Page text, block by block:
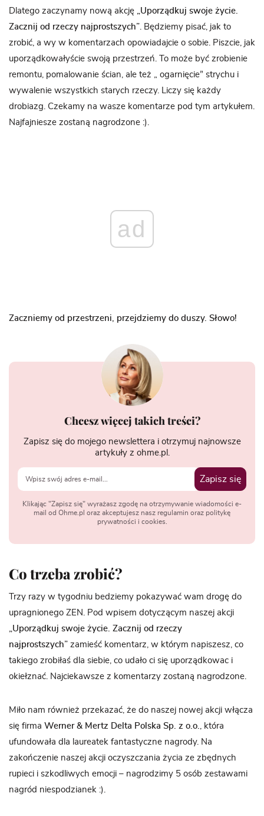
Dlatego zaczynamy nową akcję
„Uporządkuj swoje życie.
Zacznij od rzeczy najprostszych” . Będziemy pisać, jak to
zrobić, a wy w komentarzach opowiadajcie o sobie. Piszcie, jak
uporządkowałyście swoją przestrzeń. To może być zrobienie
remontu, pomalowanie ścian, ale też „ ogarnięcie” strychu i
wywalenie wszystkich starych rzeczy. Liczy się każdy
drobiazg. Czekamy na wasze komentarze pod tym artykułem.
Najfajniesze zostaną nagrodzone :).
ad
Zaczniemy od przestrzeni, przejdziemy do duszy. Słowo!
Chcesz więcej takich treści?
Zapisz się do mojego newslettera i otrzymuj najnowsze
artykuły z ohme.pl.
Zapisz się
Klikając "Zapisz się" wyrażasz zgodę na otrzymywanie wiadomości e-
mail od Ohme.pl oraz akceptujesz nasz regulamin oraz politykę
prywatności i cookies.
Co trzeba zrobić?
Trzy razy w tygodniu bedziemy pokazywać wam drogę do
upragnionego ZEN. Pod wpisem dotyczącym naszej akcji
„Uporządkuj swoje życie. Zacznij od rzeczy
najprostszych” zamieść komentarz, w którym napiszesz, co
takiego zrobiłaś dla siebie, co udało ci się uporządkowac i
okiełznać. Najciekawsze z komentarzy zostaną nagrodzone.
Miło nam również przekazać, że do naszej nowej akcji włącza
się firma Werner & Mertz Delta Polska Sp. z o.o., która
ufundowała dla laureatek fantastyczne nagrody. Na
zakończenie naszej akcji oczyszczania życia ze zbędnych
rupieci i szkodliwych emocji – nagrodzimy 5 osób zestawami
nagród niespodzianek :).